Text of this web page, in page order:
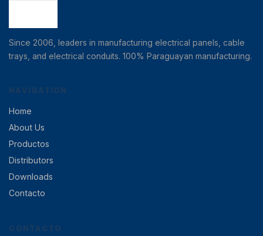
Since 2006, leaders in manufacturing electrical panels, cable
trays, and electrical conduits. 100% Paraguayan manufacturing.
NAVIGATION
Home
About Us
Productos
Distributors
Downloads
Contacto
CONTACTO